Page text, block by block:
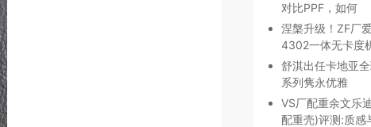
对比PPF，如何
涅槃升级！ZF厂
4302一体无卡度
舒淇出任卡地亚
系列隽永优雅
VS厂配重余文乐
配重壳)评测:质感